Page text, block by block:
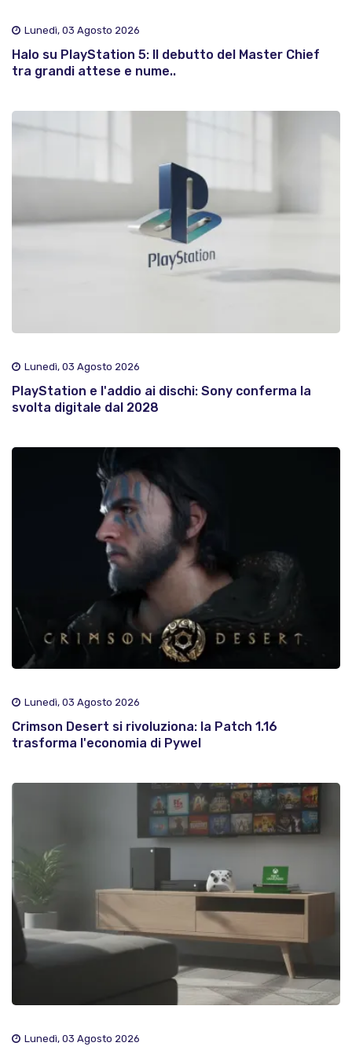
Lunedì, 03 Agosto 2026
Halo su PlayStation 5: Il debutto del Master Chief
tra grandi attese e nume..
Lunedì, 03 Agosto 2026
PlayStation e l'addio ai dischi: Sony conferma la
svolta digitale dal 2028
Lunedì, 03 Agosto 2026
Crimson Desert si rivoluziona: la Patch 1.16
trasforma l'economia di Pywel
Lunedì, 03 Agosto 2026